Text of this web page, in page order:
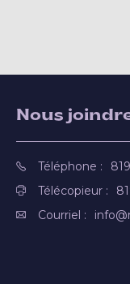
Nous
Téléphone :
Télécopieur :
Courriel :